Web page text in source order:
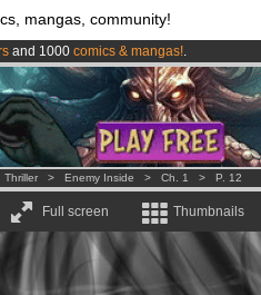
mangas, community!
and 1000 comics & mangas!.
3.95 eurosper month !Get membership
LIVE!.
Thriller > Enemy Inside > Ch. 1 > P. 12
Full screen Thumbnails